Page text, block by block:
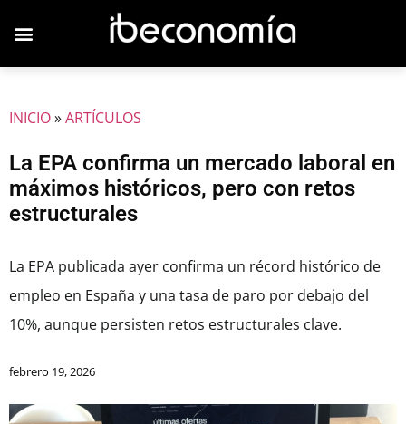
INICIO»ARTÍCULOS
La EPA confirma un mercado laboral en
máximos históricos, pero con retos
estructurales
La EPA publicada ayer confirma un récord histórico de
empleo en España y una tasa de paro por debajo del
10%, aunque persisten retos estructurales clave.
febrero 19, 2026